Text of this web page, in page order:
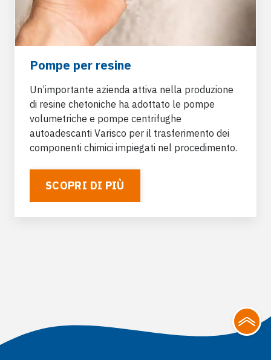
Pompe per resine
Un’importante azienda attiva nella produzione
di resine chetoniche ha adottato le pompe
volumetriche e pompe centrifughe
autoadescanti Varisco per il trasferimento dei
componenti chimici impiegati nel procedimento.
SCOPRI DI PIÙ